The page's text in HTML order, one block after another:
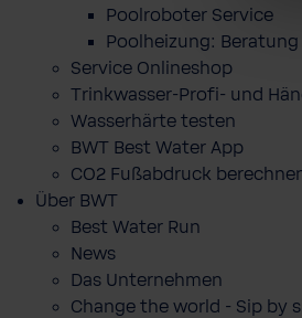
Poolroboter Service
Poolheizung:
Service Onlineshop
Trinkwasser-Profi- und
Wasserhärte testen
BWT Best Water App
CO2 Fußabdruck
Über BWT
Best Water Run
News
Das Unternehmen
Change the world - Sip by